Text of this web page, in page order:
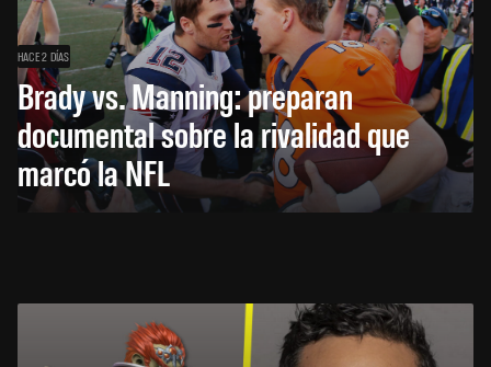
HACE 2 DÍAS
Brady vs. Manning: preparan
documental sobre la rivalidad que
marcó la NFL